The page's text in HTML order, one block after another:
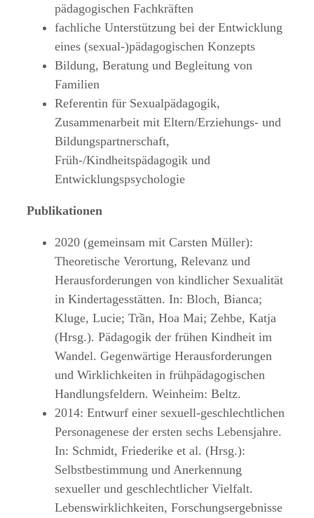
pädagogischen Fachkräften
fachliche Unterstützung bei der Entwicklung
eines (sexual-)pädagogischen Konzepts
Bildung, Beratung und Begleitung von
Familien
Referentin für Sexualpädagogik,
Zusammenarbeit mit Eltern/Erziehungs- und
Bildungspartnerschaft,
Früh-/Kindheitspädagogik und
Entwicklungspsychologie
Publikationen
2020 (gemeinsam mit Carsten Müller):
Theoretische Verortung, Relevanz und
Herausforderungen von kindlicher Sexualität
in Kindertagesstätten. In: Bloch, Bianca;
Kluge, Lucie; Trần, Hoa Mai; Zehbe, Katja
(Hrsg.). Pädagogik der frühen Kindheit im
Wandel. Gegenwärtige Herausforderungen
und Wirklichkeiten in frühpädagogischen
Handlungsfeldern. Weinheim: Beltz.
2014: Entwurf einer sexuell-geschlechtlichen
Personagenese der ersten sechs Lebensjahre.
In: Schmidt, Friederike et al. (Hrsg.):
Selbstbestimmung und Anerkennung
sexueller und geschlechtlicher Vielfalt.
Lebenswirklichkeiten, Forschungsergebnisse